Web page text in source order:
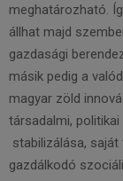
meghatározható.
állhat majd
gazdasági
másik pedig a
magyar zöld
társadalmi,
stabilizálása,
gazdálkodó